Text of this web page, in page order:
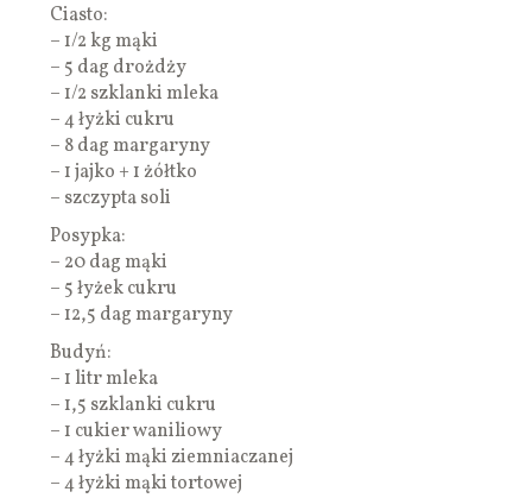
Ciasto:
– 1/2 kg mąki
– 5 dag drożdży
– 1/2 szklanki mleka
– 4 łyżki cukru
– 8 dag margaryny
– 1 jajko + 1 żółtko
– szczypta soli
Posypka:
– 20 dag mąki
– 5 łyżek cukru
– 12,5 dag margaryny
Budyń:
– 1 litr mleka
– 1,5 szklanki cukru
– 1 cukier waniliowy
– 4 łyżki mąki ziemniaczanej
– 4 łyżki mąki tortowej